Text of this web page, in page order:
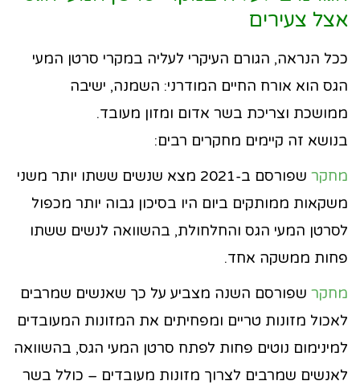
אצל צעירים
ככל הנראה, הגורם העיקרי לעליה במקרי סרטן המעי
הגס הוא אורח החיים המודרני: השמנה, ישיבה
ממושכת וצריכת בשר אדום ומזון מעובד.
בנושא זה קיימים מחקרים רבים:
מחקר
שפורסם ב-2021 מצא שנשים ששתו יותר משני
משקאות ממותקים ביום היו בסיכון גבוה יותר מכפול
לסרטן המעי הגס והחלחולת, בהשוואה לנשים ששתו
פחות ממשקה אחד.
מחקר שפורסם השנה מצביע על כך שאנשים שמרבים
לאכול מזונות טריים ומפחיתים את המזונות המעובדים
למינימום נוטים פחות לפתח סרטן המעי הגס, בהשוואה
לאנשים שמרבים לצרוך מזונות מעובדים – כולל בשר